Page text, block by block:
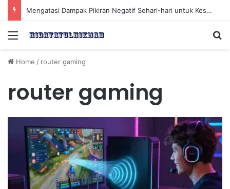
Mengatasi Dampak Pikiran Negatif Sehari-hari untuk Kesehatan Mental yang Lebih Baik
Menu
Home / router gaming
router gaming